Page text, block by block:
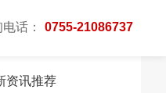
话： 0755-21086737
资讯推荐